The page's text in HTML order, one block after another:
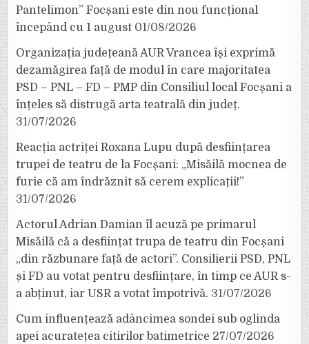
Pantelimon” Focșani este din nou funcțional
începând cu 1 august 01/08/2026
Organizația județeană AUR Vrancea își exprimă
dezamăgirea față de modul în care majoritatea
PSD – PNL – FD – PMP din Consiliul local Focșani a
înțeles să distrugă arta teatrală din județ.
31/07/2026
Reacția actriței Roxana Lupu după desființarea
trupei de teatru de la Focșani: „Misăilă mocnea de
furie că am îndrăznit să cerem explicații!”
31/07/2026
Actorul Adrian Damian îl acuză pe primarul
Misăilă că a desființat trupa de teatru din Focșani
„din răzbunare față de actori”. Consilierii PSD, PNL
și FD au votat pentru desființare, în timp ce AUR s-
a abținut, iar USR a votat împotrivă. 31/07/2026
Cum influențează adâncimea sondei sub oglinda
apei acuratețea citirilor batimetrice 27/07/2026